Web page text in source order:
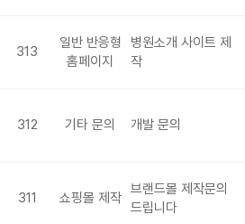
313
일반 반응형
홈페이지
병원소개 사이트 제
작
312 기타 문의 개발 문의
311 쇼핑몰 제작
브랜드몰 제작문의
드립니다